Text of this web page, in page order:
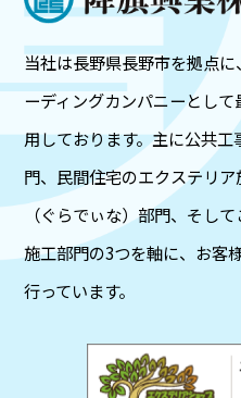
当社は長野県長野市を拠点
ーディングカンパニーとし
用しております。主に公共
門、民間住宅のエクステリ
（ぐらでぃな）部門、そし
施工部門の3つを軸に、お客
行っています。